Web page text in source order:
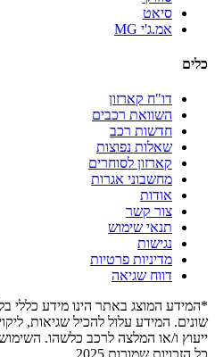
סיאט
אמ.ג'י MG
כלים
דו"ח קארזון
השוואת רכבים
חדשות רכב
שאלות נפוצות
קארזון לסוחרים
מחשבוני אגרות
אודות
צור קשר
תנאי שימוש
נגישות
מדיניות פרטיות
דווח שגיאה
*המידע המוצג באתר הינו מידע כללי
שונים. המידע עלול להכיל שגיאות,
ייעוץ ו/או המלצה לרכב כלשהו.